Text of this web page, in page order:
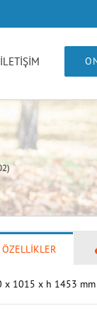
İLETİŞİM
x 1015 x h 1453 mm